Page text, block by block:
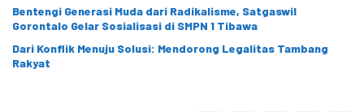
Bentengi Generasi Muda dari Radikalisme, Satgaswil
Gorontalo Gelar Sosialisasi di SMPN 1 Tibawa
Dari Konflik Menuju Solusi: Mendorong Legalitas Tambang
Rakyat